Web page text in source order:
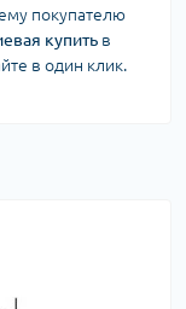
покупателю
купить в
в один клик.